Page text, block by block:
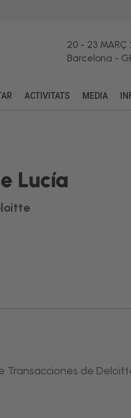
20- 23 MARÇ
Barcelona -
ACTIVITATS MEDIA
Lucía
Transacciones de